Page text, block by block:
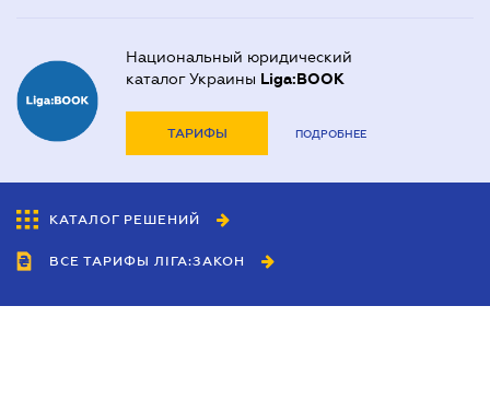
Национальный юридический
каталог Украины Liga:BOOK
ТАРИФЫ ПОДРОБНЕЕ
КАТАЛОГ РЕШЕНИЙ
ВСЕ ТАРИФЫ ЛІГА:ЗАКОН